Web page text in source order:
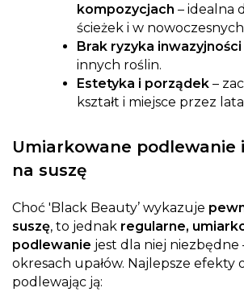
kompozycjach – idealna
ścieżek i w
Brak ryzyka inwazyjności
innych roślin.
Estetyka i porządek –
kształt i miejsce przez
Umiarkowane podlewanie
na suszę
Choć 'Black Beauty’ wykazuje
suszę, to jednak regularne,
podlewanie jest dla niej niezbędne
okresach upałów. Najlepsze efekty
podlewając ją: